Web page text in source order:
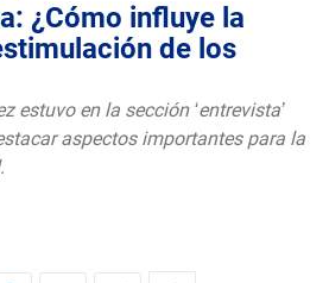
¿Cómo influye la
de los
estuvo en la sección ‘entrevista’
aspectos importantes para la